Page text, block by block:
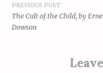
Post
navigation
PREVIOUS POST
The Cult of the Child, by
Dowson